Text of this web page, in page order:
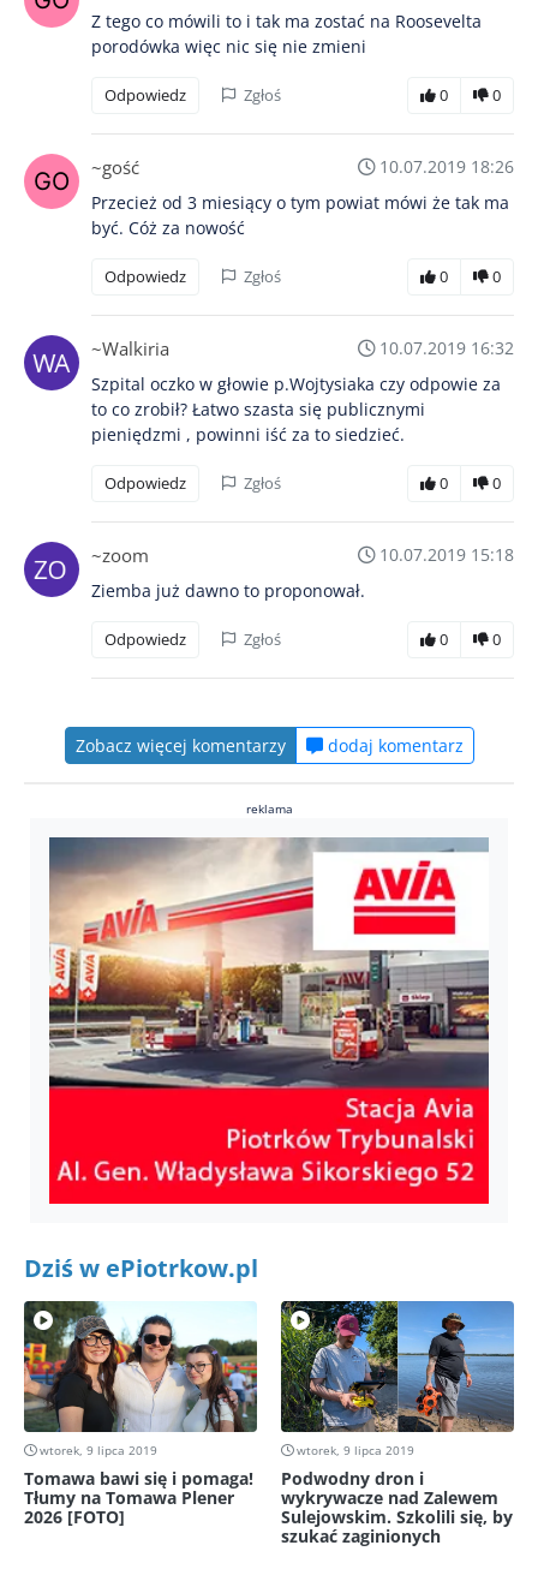
Z tego co mówili to i tak ma zostać na Roosevelta
porodówka więc nic się nie zmieni
Odpowiedz Zgłoś 0 0
~gość
10.07.2019 18:26
Przecież od 3 miesiący o tym powiat mówi że tak ma
być. Cóż za nowość
Odpowiedz Zgłoś 0 0
~Walkiria
10.07.2019 16:32
Szpital oczko w głowie p.Wojtysiaka czy odpowie za
to co zrobił? Łatwo szasta się publicznymi
pieniędzmi , powinni iść za to siedzieć.
Odpowiedz Zgłoś 0 0
~zoom
10.07.2019 15:18
Ziemba już dawno to proponował.
Odpowiedz Zgłoś 0 0
Zobacz więcej komentarzy dodaj komentarz
reklama
Dziś w ePiotrkow.pl
wtorek, 9 lipca 2019
Tomawa bawi się i pomaga!
Tłumy na Tomawa Plener
2026 [FOTO]
wtorek, 9 lipca 2019
Podwodny dron i
wykrywacze nad Zalewem
Sulejowskim. Szkolili się, by
szukać zaginionych